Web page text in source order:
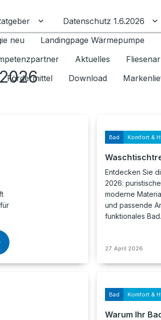
Untermenü für Ratgeber
Datenschutz 1.6.2026
neu Landingpage Wärmepumpe
Aktuelles
Fördermittel Download
Bad Komfort &
Entdecken Sie
2026:
moderne
und passende
funktionales Bad.
27. April 2026
Bad Komfort &
Warum Ihr